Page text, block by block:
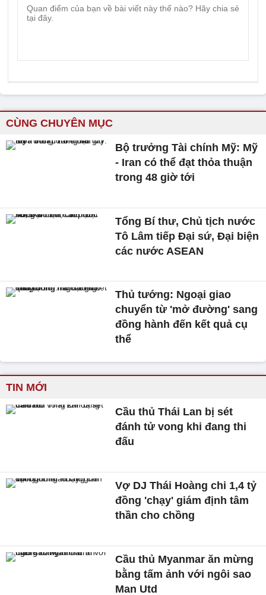
CÙNG CHUYÊN MỤC
Bộ trưởng Tài chính Mỹ: Mỹ
- Iran có thể đạt thỏa thuận
trong 48 giờ tới
Tổng Bí thư, Chủ tịch nước
Tô Lâm tiếp Đại sứ, Đại biện
các nước ASEAN
Thủ tướng: Ngoại giao
chuyển từ 'mở đường' sang
đồng hành đến kết quả cụ
thể
TIN MỚI
Cầu thủ Thái Lan bị sét
đánh tử vong khi đang thi
đấu
Vợ DJ Thái Hoàng chi 1,4 tỷ
đồng 'chạy' giám định tâm
thần cho chồng
Cầu thủ Myanmar ăn mừng
bằng tấm ảnh với ngôi sao
Man Utd